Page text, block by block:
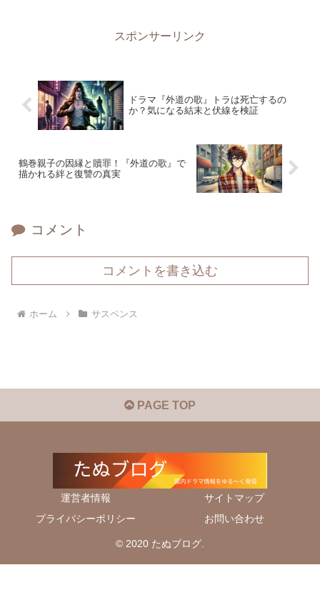
スポンサーリンク
ドラマ『外道の歌』トラは死亡するの
か？気になる結末と伏線を検証
鶴巻親子の因縁と贖罪！『外道の歌』で
描かれる絆と復讐の真実
コメント
コメントを書き込む
ホーム サスペンス
PAGE TOP
運営者情報
サイトマップ
プライバシーポリシー
お問い合わせ
© 2020 たぬブログ.